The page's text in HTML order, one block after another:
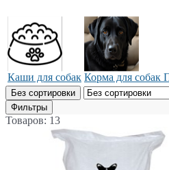
Каши для собак Корма для
Без сортировки
Фильтры
Товаров: 13